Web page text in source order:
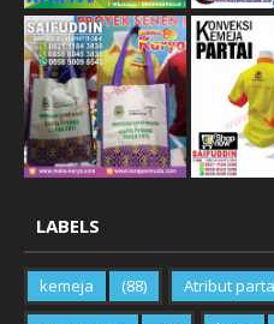
LABELS
kemeja (88) Atribut